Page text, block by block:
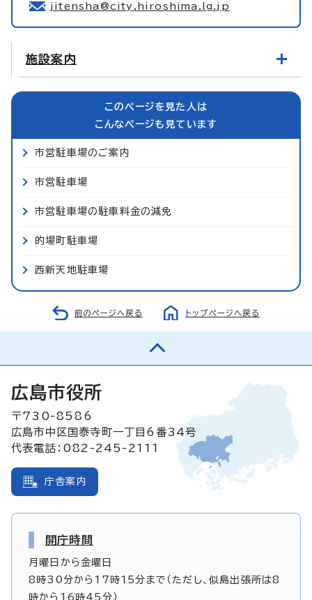
jitensha@city.hiroshima.lg.jp
施設案内
このページを見た人は
こんなページも見ています
市営駐車場のご案内
市営駐車場
市営駐車場の駐車料金の減免
的場町駐車場
西新天地駐車場
前のページへ戻る トップページへ戻る
広島市役所
〒730-8586
広島市中区国泰寺町一丁目6番34号
代表電話：082-245-2111
庁舎案内
開庁時間
月曜日から金曜日
8時30分から17時15分まで（ただし、似島出張所は8
時から16時45分）